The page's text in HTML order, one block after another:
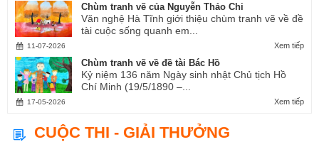
Chùm tranh vẽ của Nguyễn Thảo Chi
Văn nghệ Hà Tĩnh giới thiệu chùm tranh vẽ về đề
tài cuộc sống quanh em...
Xem tiếp
11-07-2026
Chùm tranh vẽ về đề tài Bác Hồ
Kỷ niệm 136 năm Ngày sinh nhật Chủ tịch Hồ
Chí Minh (19/5/1890 –...
Xem tiếp
17-05-2026
CUỘC THI - GIẢI THƯỞNG